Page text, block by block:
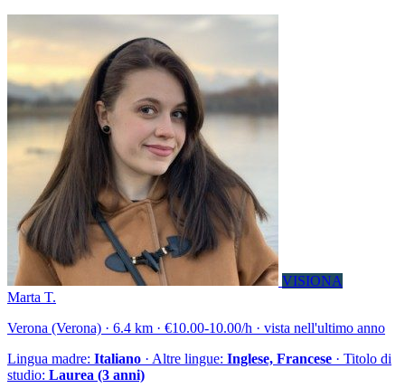
VISIONA
Marta T.
Verona (Verona) · 6.4 km · €10.00-10.00/h · vista nell'ultimo anno
Lingua madre: Italiano · Altre lingue: Inglese, Francese · Titolo di
studio: Laurea (3 anni)